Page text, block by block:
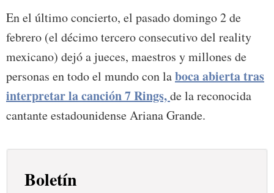
En el último concierto, el pasado domingo 2 de
febrero (el décimo tercero consecutivo del reality
mexicano) dejó a jueces, maestros y millones de
personas en todo el mundo con laboca abierta tras
interpretar la canción 7 Rings,de la reconocida
cantante estadounidense Ariana Grande.
Boletín